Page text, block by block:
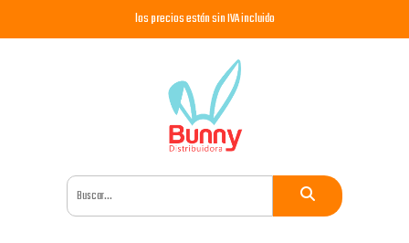
los precios están sin IVA incluido